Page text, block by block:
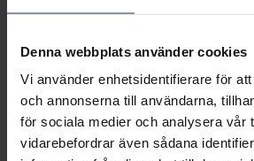
Denna webbplats använder cookies
Vi använder enhetsidentifierare för
och annonserna till användarna,
för sociala medier och analysera vår
vidarebefordrar även sådana
VÄLJ STORLEK FÖR
Lagervara.
Leveranstid 3-7 arbetsdagar.
INFO